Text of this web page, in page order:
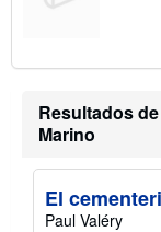
Resultados
Marino
El
Paul Valéry